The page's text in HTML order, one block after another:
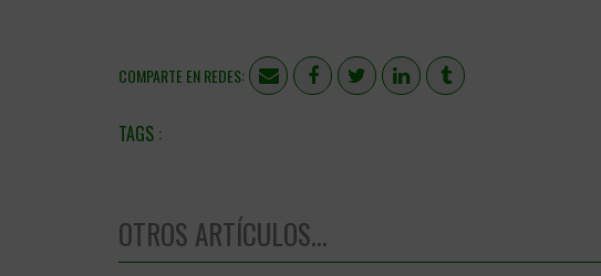
COMPARTE EN REDES:
OTROS ARTÍCULOS...